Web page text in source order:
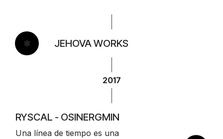
JEHOVA​ WORKS
2017
RYSCAL - OSINERGMIN
Una línea de tiempo es una